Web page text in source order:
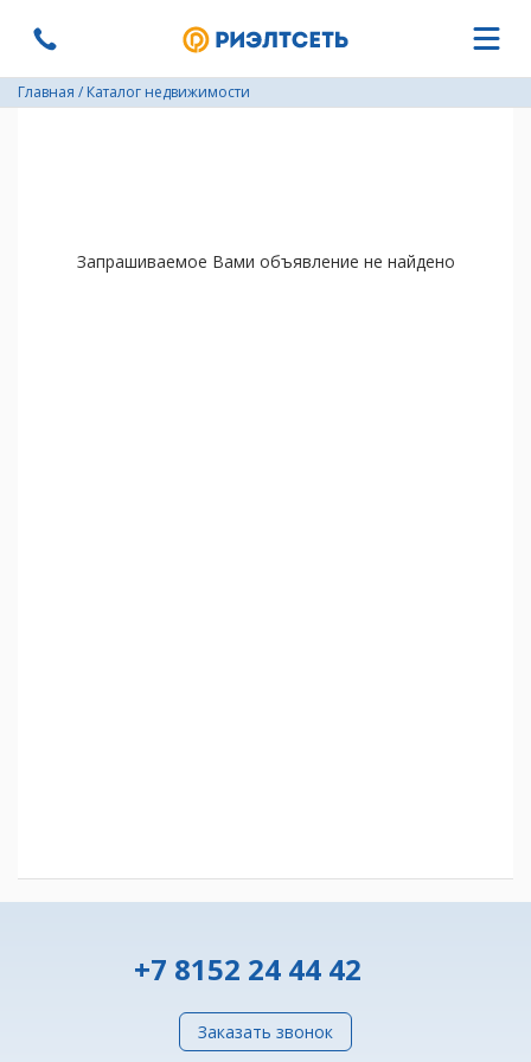
Главная / Каталог недвижимости
Запрашиваемое Вами объявление не найдено
+7 8152 24 44 42
Заказать звонок